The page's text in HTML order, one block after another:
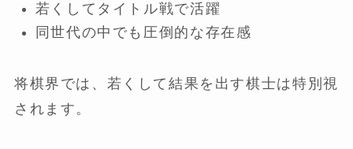
若くしてタイトル戦で活躍
同世代の中でも圧倒的な存在感
将棋界では、若くして結果を出す棋士は特別視
されます。